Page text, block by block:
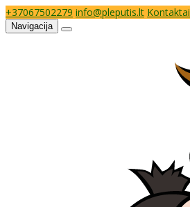
+37067502279 info@pleputis.lt Kontaktai
Navigacija